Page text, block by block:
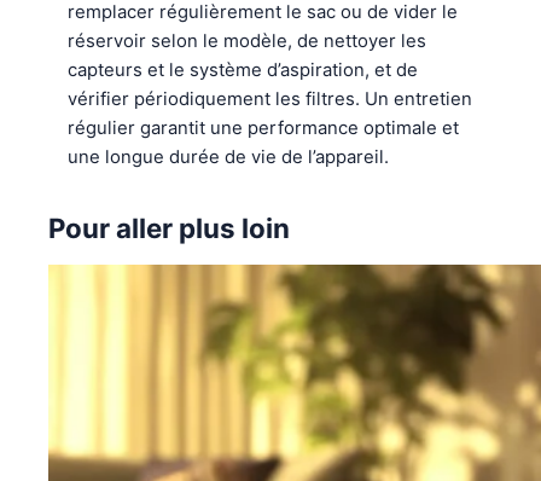
remplacer régulièrement le sac ou de vider le
réservoir selon le modèle, de nettoyer les
capteurs et le système d’aspiration, et de
vérifier périodiquement les filtres. Un entretien
régulier garantit une performance optimale et
une longue durée de vie de l’appareil.
Pour aller plus loin